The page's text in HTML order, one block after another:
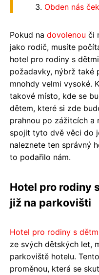
Obden nás
Pokud na dovolenou či
jako rodič, musíte
hotel pro rodiny s
požadavky, nýbrž také
mnohdy velmi vysoké.
takové místo, kde se
dětem, které si zde
prahnou po zážitcích a
spojit tyto dvě věci do
naleznete ten správný
to podařilo nám.
Hotel pro rodiny
již na parkovišti
Hotel pro rodiny s
ze svých dětských let,
parkoviště hotelu.
proměnou, která se